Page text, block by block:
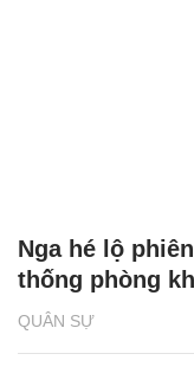
QUÂN SỰ
Nga hé lộ
thống phòng